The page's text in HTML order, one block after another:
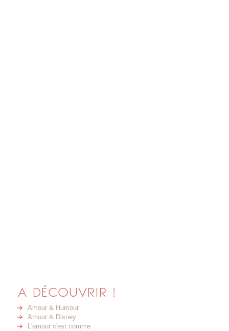
A DÉCOUVRIR !
Amour & Humour
Amour & Disney
L'amour c'est comme